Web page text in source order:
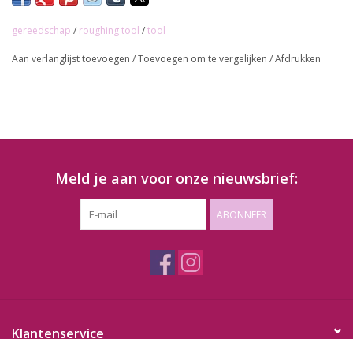
gereedschap / roughing tool /tool
Aan verlanglijst toevoegen /Toevoegen om te vergelijken /Afdrukken
Meld je aan voor onze nieuwsbrief:
ABONNEER
Klantenservice